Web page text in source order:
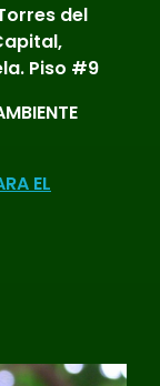
del
Piso #9
EL